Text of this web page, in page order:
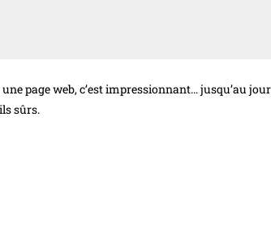
page web, c’est impressionnant… jusqu’au
sûrs.